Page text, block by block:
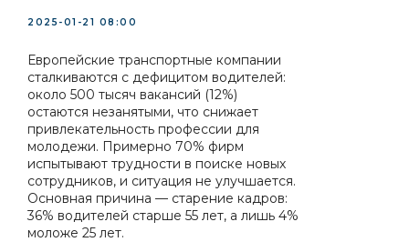
2025-01-21 08:00
Европейские транспортные компании
сталкиваются с дефицитом водителей:
около 500 тысяч вакансий (12%)
остаются незанятыми, что снижает
привлекательность профессии для
молодежи. Примерно 70% фирм
испытывают трудности в поиске новых
сотрудников, и ситуация не улучшается.
Основная причина — старение кадров:
36% водителей старше 55 лет, а лишь 4%
моложе 25 лет.